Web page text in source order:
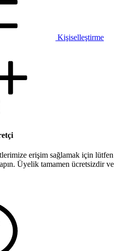
Kişiselleştirme
erişim sağlamak için lütfen
Üyelik tamamen ücretsizdir ve